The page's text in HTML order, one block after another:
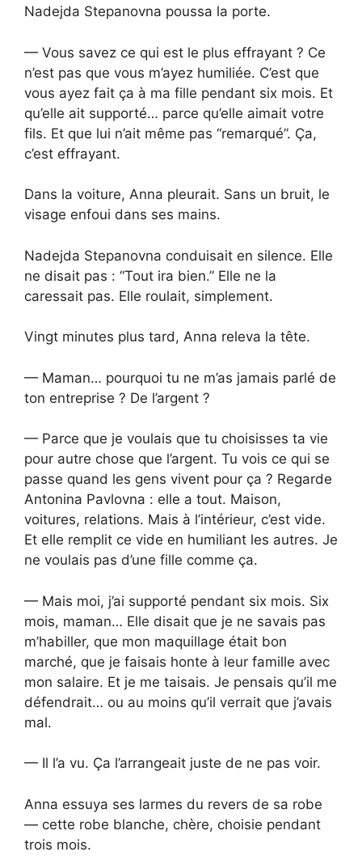
Nadejda Stepanovna poussa la porte.
— Vous savez ce qui est le plus effrayant ? Ce
n’est pas que vous m’ayez humiliée. C’est que
vous ayez fait ça à ma fille pendant six mois. Et
qu’elle ait supporté… parce qu’elle aimait votre
fils. Et que lui n’ait même pas “remarqué”. Ça,
c’est effrayant.
Dans la voiture, Anna pleurait. Sans un bruit, le
visage enfoui dans ses mains.
Nadejda Stepanovna conduisait en silence. Elle
ne disait pas : “Tout ira bien.” Elle ne la
caressait pas. Elle roulait, simplement.
Vingt minutes plus tard, Anna releva la tête.
— Maman… pourquoi tu ne m’as jamais parlé de
ton entreprise ? De l’argent ?
— Parce que je voulais que tu choisisses ta vie
pour autre chose que l’argent. Tu vois ce qui se
passe quand les gens vivent pour ça ? Regarde
Antonina Pavlovna : elle a tout. Maison,
voitures, relations. Mais à l’intérieur, c’est vide.
Et elle remplit ce vide en humiliant les autres. Je
ne voulais pas d’une fille comme ça.
— Mais moi, j’ai supporté pendant six mois. Six
mois, maman… Elle disait que je ne savais pas
m’habiller, que mon maquillage était bon
marché, que je faisais honte à leur famille avec
mon salaire. Et je me taisais. Je pensais qu’il me
défendrait… ou au moins qu’il verrait que j’avais
mal.
— Il l’a vu. Ça l’arrangeait juste de ne pas voir.
Anna essuya ses larmes du revers de sa robe
— cette robe blanche, chère, choisie pendant
trois mois.